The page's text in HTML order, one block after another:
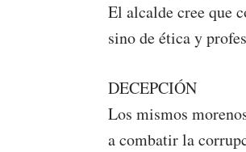
El alcalde cree que
sino de ética y
DECEPCIÓN
Los mismos
a combatir la